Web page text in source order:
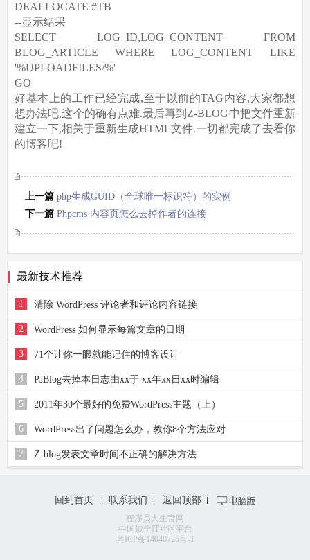
DEALLOCATE #TB
--显示结果
SELECT LOG_ID,LOG_CONTENT FROM
BLOG_ARTICLE WHERE LOG_CONTENT LIKE
'%UPLOADFILES/%'
GO
好基本上的工作已经完成,至于以前的TAG内容,大家都想
想办法吧,这个的确有点难.最后再到Z-BLOG中把文件重新
建立一下,相关于重新生成HTML文件.一切都完成了去看你
的博客吧!
上一篇 php生成GUID（全球唯一标识符）的实例
下一篇 Phpcms 内容页怎么去掉作者的连接
最新技术推荐
1 清除 WordPress 评论者和评论内容链接
2 WordPress 如何显示每篇文章的日期
3 71个让你一眼就能记住的博客设计
4 PJBlog去掉本日志由xx于 xx年xx日xx时编辑
5 2011年30个最好的免费WordPress主题（上）
6 WordPress出了问题怎么办，教你8个方法应对
7 Z-blog发表文章时间不正确的解决方法
回到首页 联系我们 返回顶部
程序员人生官网
中国最全IT社区平台
粤ICP备14040726号-1